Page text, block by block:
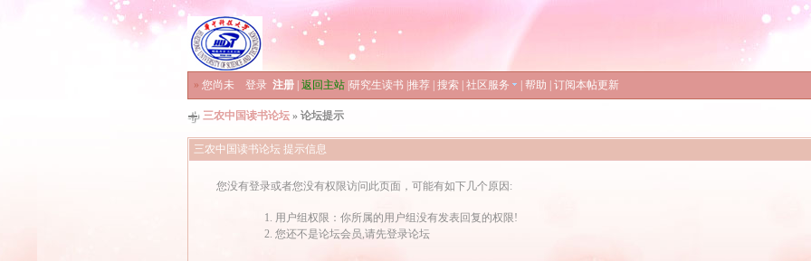
» 您尚未 登录 注册 返回主站 研究生读书 推荐 搜索 社区服务 帮助 订阅本帖更新
三农中国读书论坛 » 论坛提示
三农中国读书论坛 提示信息
您没有登录或者您没有权限访问此页面，可能有如下几个原因:
用户组权限：你所属的用户组没有发表回复的权限!
您还不是论坛会员,请先登录论坛